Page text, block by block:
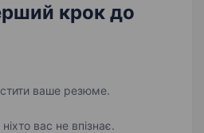
крок до
ваше резюме.
вас не впізнає.